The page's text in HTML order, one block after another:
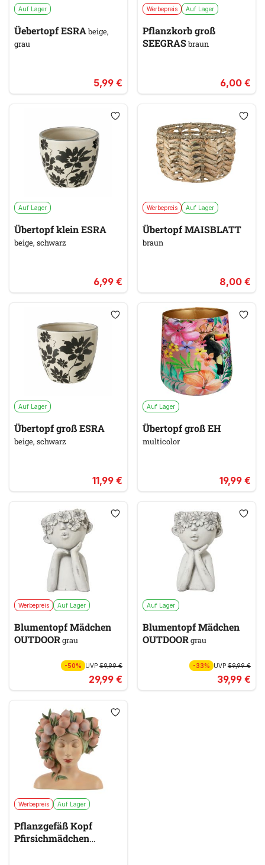
Auf Lager
Üebertopf ESRAbeige,
grau
5,99 €
Werbepreis Auf Lager
Pflanzkorb groß
SEEGRASbraun
6,00 €
Auf Lager
Übertopf klein ESRA
beige, schwarz
6,99 €
Werbepreis Auf Lager
Übertopf MAISBLATT
braun
8,00 €
Auf Lager
Übertopf groß ESRA
beige, schwarz
11,99 €
Auf Lager
Übertopf groß EH
multicolor
19,99 €
Werbepreis Auf Lager
Blumentopf Mädchen
OUTDOORgrau
-50% UVP 59,99 €
29,99 €
Auf Lager
Blumentopf Mädchen
OUTDOORgrau
-33% UVP59,99 €
39,99 €
Werbepreis Auf Lager
Pflanzgefäß Kopf
Pfirsichmädchen